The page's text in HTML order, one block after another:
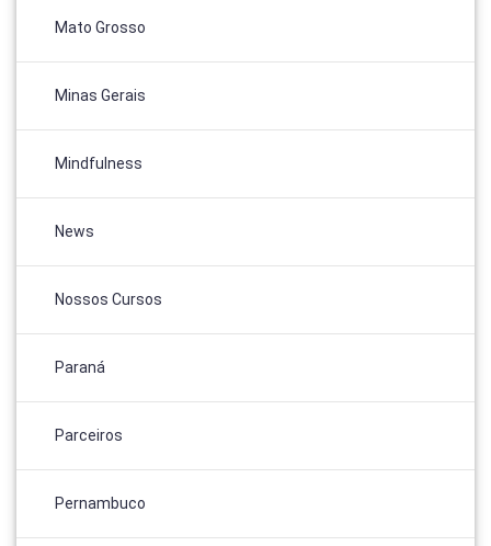
Mato Grosso
Minas Gerais
Mindfulness
News
Nossos Cursos
Paraná
Parceiros
Pernambuco